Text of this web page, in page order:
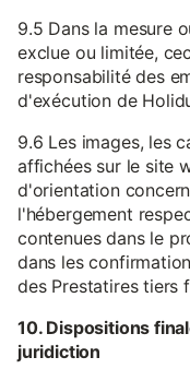
9.5 Dans la mesure
exclue ou limitée,
responsabilité des
d'exécution de
9.6 Les images, les
affichées sur le site
d'orientation
l'hébergement
contenues dans le
dans les
des Prestatires tiers
10. Dispositions
juridiction